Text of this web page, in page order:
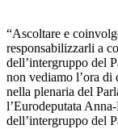
“Ascoltare e
responsabilizzarli a
dell’intergruppo del
non vediamo l’ora di
nella plenaria del
l’Eurodeputata
dell’intergruppo del